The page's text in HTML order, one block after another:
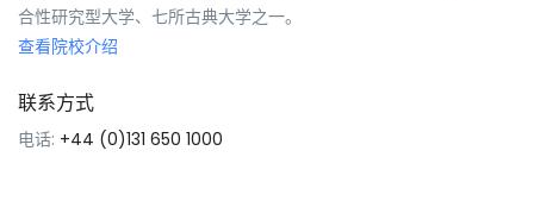
合性研究型大学、七所古典大学之一。
查看院校介绍
联系方式
电话: +44 (0)131 650 1000